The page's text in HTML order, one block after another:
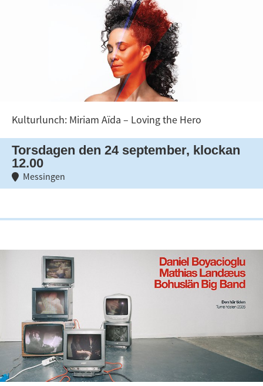
Kulturlunch: Miriam Aïda – Loving the Hero
Torsdagen den 24 september, klockan
12.00
Messingen